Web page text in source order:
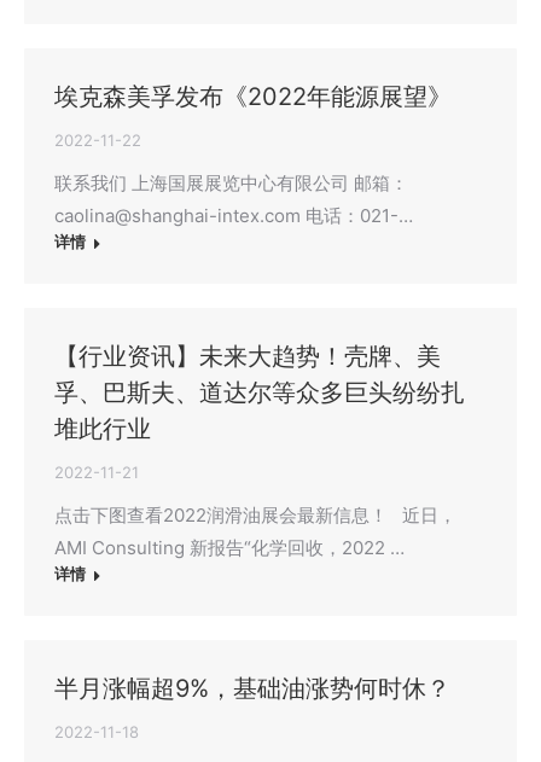
埃克森美孚发布《2022年能源展望》
2022-11-22
联系我们 上海国展展览中心有限公司 邮箱：
caolina@shanghai-intex.com 电话：021-…
详情
【行业资讯】未来大趋势！壳牌、美
孚、巴斯夫、道达尔等众多巨头纷纷扎
堆此行业
2022-11-21
点击下图查看2022润滑油展会最新信息！ 近日，
AMI Consulting 新报告“化学回收，2022 …
详情
半月涨幅超9%，基础油涨势何时休？
2022-11-18